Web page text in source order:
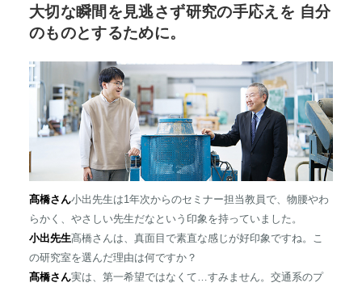
大切な瞬間を見逃さず研究の手応えを 自分
のものとするために。
髙橋さん小出先生は1年次からのセミナー担当教員で、物腰やわ
らかく、やさしい先生だなという印象を持っていました。
小出先生髙橋さんは、真面目で素直な感じが好印象ですね。こ
の研究室を選んだ理由は何ですか？
髙橋さん実は、第一希望ではなくて…すみません。交通系のプ